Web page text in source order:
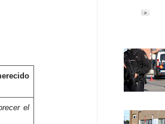
el